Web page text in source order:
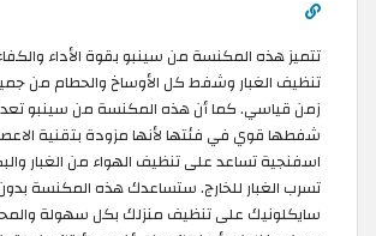
تتميز هذه المكنسة من سينبو بقوة الأداء
تنظيف الغبار وشفط كل الأوساخ والحطام من
زمن قياسي. كما أن هذه المكنسة من سينبو
شفطها قوي في فئتها لأنها مزودة بتقنية
اسفنجية تساعد على تنظيف الهواء من الغبار
تسرب الغبار للخارج. ستساعدك هذه المكنسة
سايكلونيك على تنظيف منزلك بكل سهولة